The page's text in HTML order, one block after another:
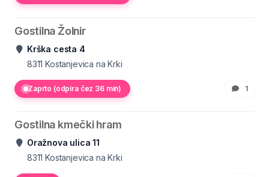
Gostilna Žolnir
Krška cesta 4
8311 Kostanjevica na Krki
Zaprto (odpira čez 36 min) 1
Gostilna kmečki hram
Oražnova ulica 11
8311 Kostanjevica na Krki